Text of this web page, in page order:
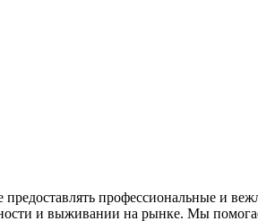
профессиональные и
и выживании на рынке. Мы